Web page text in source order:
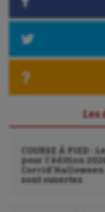
UNSS
Water-
COURSE À PIED
pour l’édition
sont ouvertes